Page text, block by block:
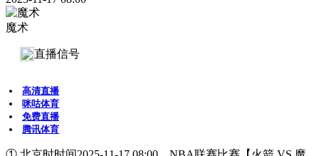
魔术
直播信号
高清直播
咪咕体育
免费直播
腾讯体育